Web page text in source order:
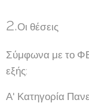
2.Οι θέσεις
Σύμφωνα με το
εξής:
Α' Κατηγορία